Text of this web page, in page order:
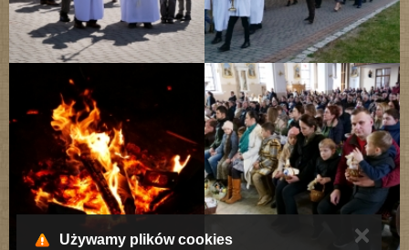
Używamy plików cookies ✕